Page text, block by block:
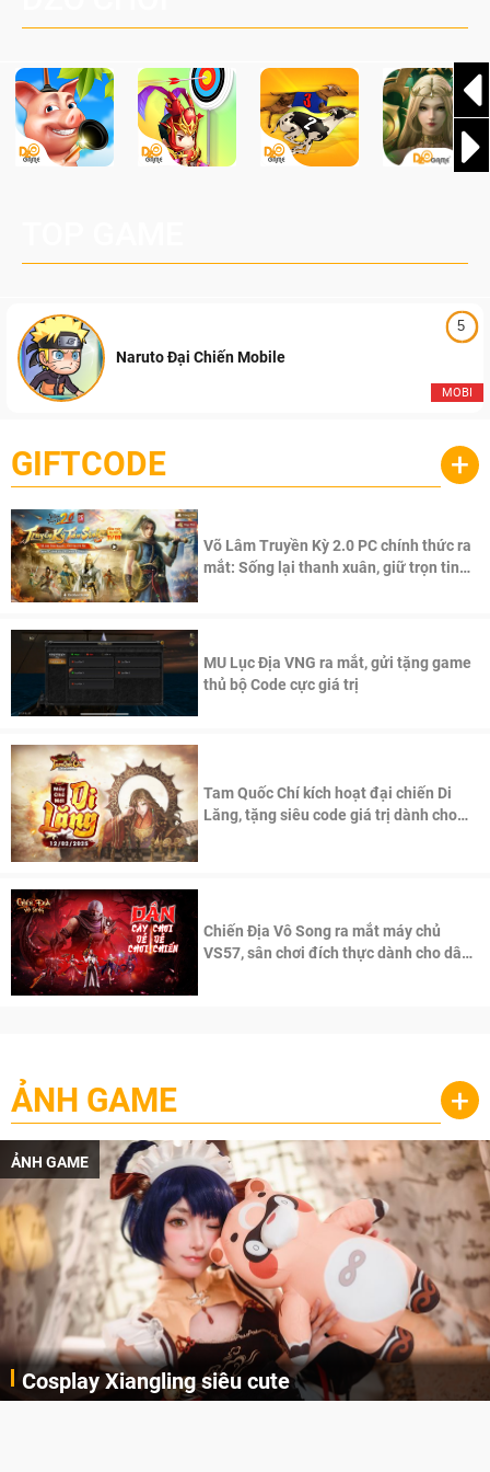
5
MOBI
Naruto Đại Chiến Mobile
GIFTCODE +
Võ Lâm Truyền Kỳ 2.0 PC chính thức ra
mắt: Sống lại thanh xuân, giữ trọn tinh
MU Lục Địa VNG ra mắt, gửi tặng game
thủ bộ Code cực giá trị
Tam Quốc Chí kích hoạt đại chiến Di
Lăng, tặng siêu code giá trị dành cho
Chiến Địa Vô Song ra mắt máy chủ
VS57, sân chơi đích thực dành cho dân
ẢNH GAME +
ẢNH GAME
Lala Croft vừa nóng vừa xinh dưới nét vẽ của
AI